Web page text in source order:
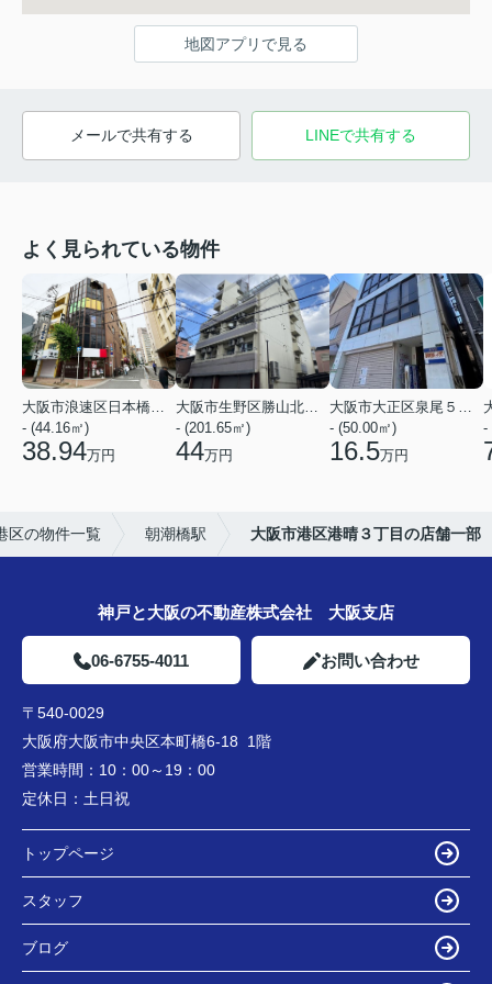
地図アプリで見る
メールで共有する LINEで共有する
よく見られている物件
大阪市浪速区日本橋３丁目
- (44.16㎡)
38.94万円
大阪市生野区勝山北１丁目
- (201.65㎡)
44万円
大阪市大正区泉尾５丁目
- (50.00㎡)
16.5万円
-
区の物件一覧 朝潮橋駅 大阪市港区港晴３丁目の店舗一部
神戸と大阪の不動産株式会社 大阪支店
06-6755-4011 お問い合わせ
〒540-0029
大阪府大阪市中央区本町橋6-18 1階
営業時間： 10：00～19：00
定休日： 土日祝
トップページ
スタッフ
ブログ